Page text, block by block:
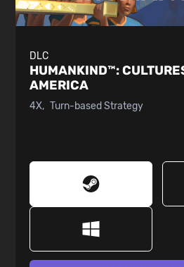
DLC
HUMANKIND™:
AMERICA
4X Turn-based Strategy